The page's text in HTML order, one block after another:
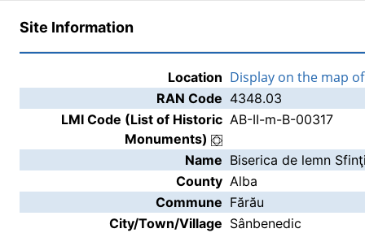
Site Information
Location Display on the map
RAN Code 4348.03
LMI Code (List of Historic
Monuments)
AB-II-m-B-00317
Name Biserica de lemn
County Alba
Commune Fărău
City/Town/Village Sânbenedic